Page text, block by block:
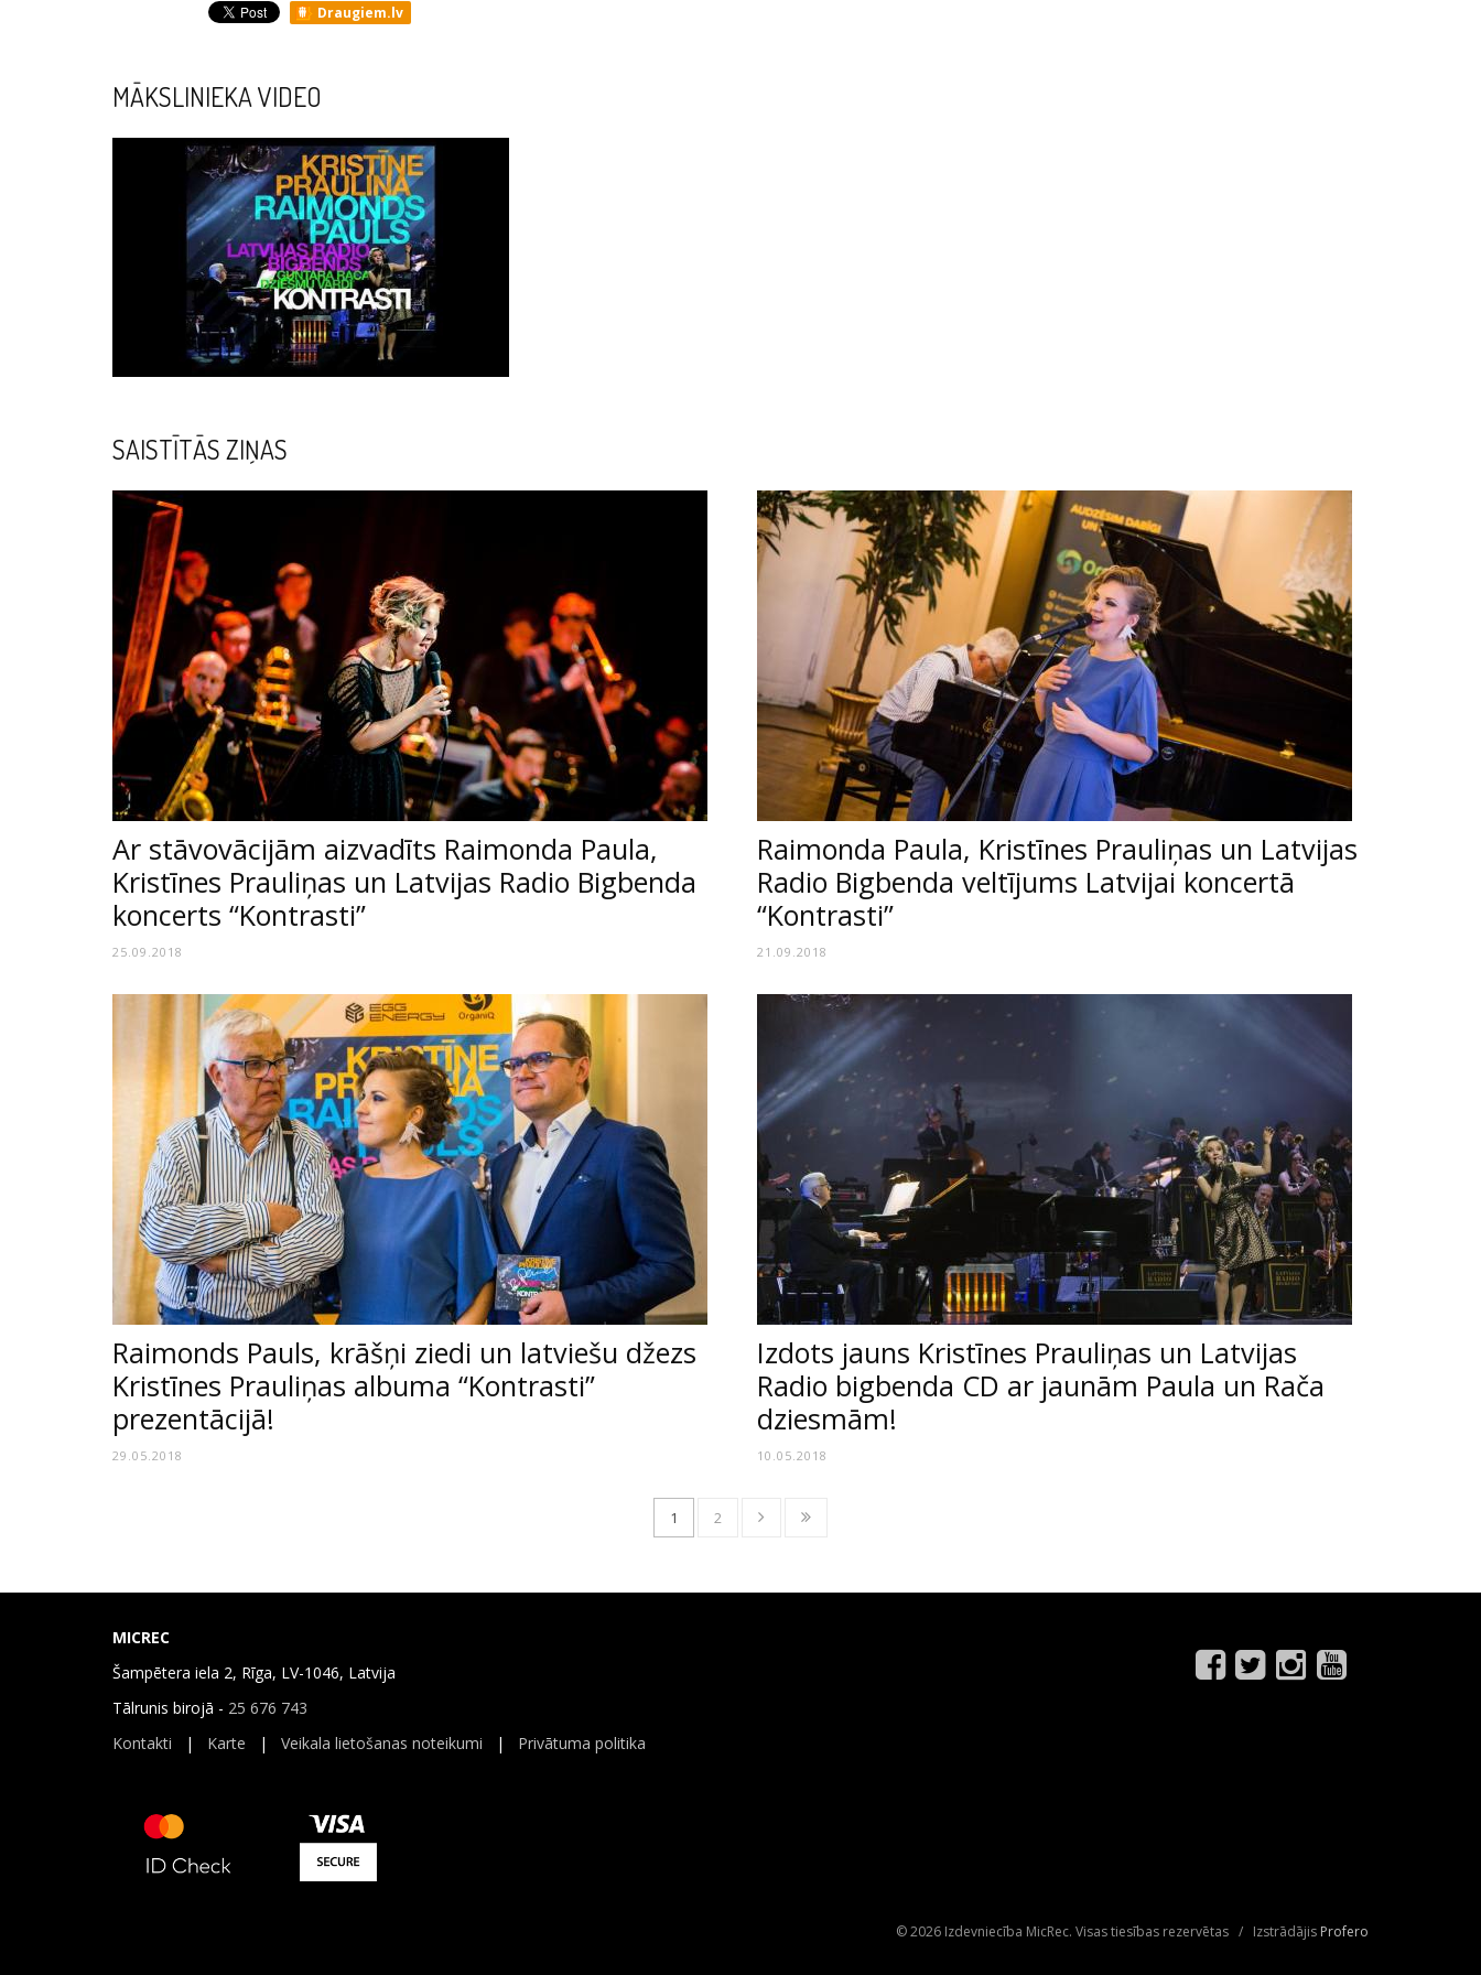
Draugiem.lv
MĀKSLINIEKA VIDEO
SAISTĪTĀS ZIŅAS
Ar stāvovācijām aizvadīts Raimonda Paula,
Kristīnes Prauliņas un Latvijas Radio Bigbenda
koncerts “Kontrasti”
25.09.2018
Raimonda Paula, Kristīnes Prauliņas un Latvijas
Radio Bigbenda veltījums Latvijai koncertā
“Kontrasti”
21.09.2018
Raimonds Pauls, krāšņi ziedi un latviešu džezs
Kristīnes Prauliņas albuma “Kontrasti”
prezentācijā!
29.05.2018
Izdots jauns Kristīnes Prauliņas un Latvijas
Radio bigbenda CD ar jaunām Paula un Rača
dziesmām!
10.05.2018
1 2
MICREC
Šampētera iela 2, Rīga, LV-1046, Latvija
Tālrunis birojā - 25 676 743
Kontakti | Karte | Veikala lietošanas noteikumi | Privātuma politika
© 2026 Izdevniecība MicRec. Visas tiesības rezervētas / Izstrādājis Profero